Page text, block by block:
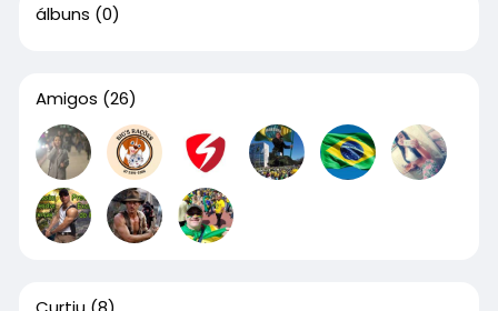
álbuns (0)
Amigos (26)